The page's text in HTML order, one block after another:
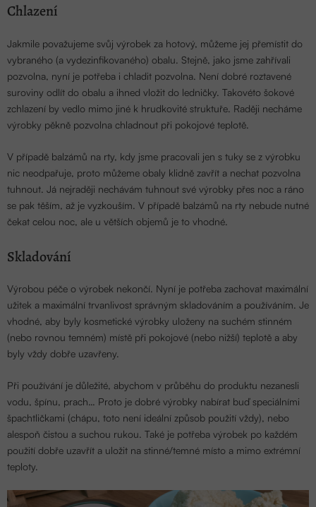
Chlazení
Jakmile považujeme svůj výrobek za hotový, můžeme jej přemístit do
vybraného (a vydezinfikovaného) obalu. Stejně, jako jsme zahřívali
pozvolna, nyní je potřeba i chladit pozvolna. Není dobré roztavené
suroviny odlít do obalu a ihned vložit do ledničky. Takovéto šokové
zchlazení by vedlo mimo jiné k hrudkovité struktuře. Raději necháme
výrobky pěkně pozvolna chladnout při pokojové teplotě.
V případě balzámů na rty, kdy jsme pracovali jen s tuky se z výrobku
nic neodpařuje, proto můžeme obaly klidně zavřít a nechat pozvolna
tuhnout. Já nejraději nechávám tuhnout své výrobky přes noc a ráno
se pak těším, až je vyzkouším. V případě balzámů na rty nebude nutné
čekat celou noc, ale u větších objemů je to vhodné.
Skladování
Výrobou péče o výrobek nekončí. Nyní je potřeba zachovat maximální
užitek a maximální trvanlivost správným skladováním a používáním. Je
vhodné, aby byly kosmetické výrobky uloženy na suchém stinném
(nebo rovnou temném) místě při pokojové (nebo nižší) teplotě a aby
byly vždy dobře uzavřeny.
Při používání je důležité, abychom v průběhu do produktu nezanesli
vodu, špínu, prach… Proto je dobré výrobky nabírat buď speciálními
špachtličkami (chápu, toto není ideální způsob použití vždy), nebo
alespoň čistou a suchou rukou. Také je potřeba výrobek po každém
použití dobře uzavřít a uložit na stinné/temné místo a mimo extrémní
teploty.